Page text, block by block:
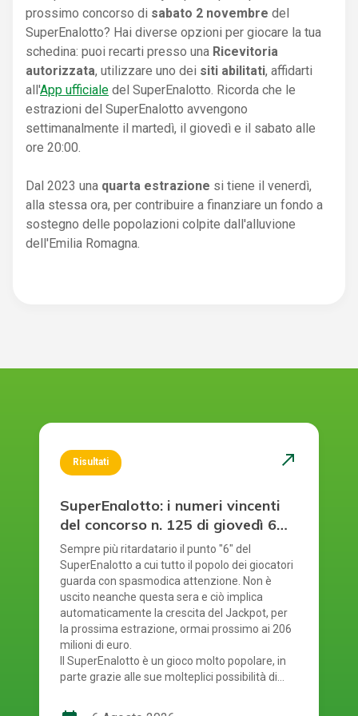
prossimo concorso di sabato 2 novembre del
SuperEnalotto? Hai diverse opzioni per giocare la tua
schedina: puoi recarti presso una Ricevitoria
autorizzata, utilizzare uno dei siti abilitati, affidarti
all'App ufficiale del SuperEnalotto. Ricorda che le
estrazioni del SuperEnalotto avvengono
settimanalmente il martedì, il giovedì e il sabato alle
ore 20:00.
Dal 2023 una quarta estrazione si tiene il venerdì,
alla stessa ora, per contribuire a finanziare un fondo a
sostegno delle popolazioni colpite dall'alluvione
dell'Emilia Romagna.
Risultati north_east
SuperEnalotto: i numeri vincenti
del concorso n. 125 di giovedì 6
agosto 2026
Sempre più ritardatario il punto "6" del
SuperEnalotto a cui tutto il popolo dei giocatori
guarda con spasmodica attenzione. Non è
uscito neanche questa sera e ciò implica
automaticamente la crescita del Jackpot, per
la prossima estrazione, ormai prossimo ai 206
milioni di euro.
Il SuperEnalotto è un gioco molto popolare, in
parte grazie alle sue molteplici possibilità di
estrazione bisogna verificare diversi risultati.